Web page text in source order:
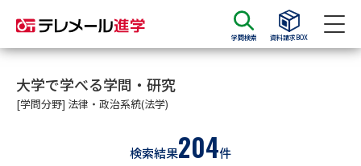
学問検索 資料請求BOX
資料請求
大学・短大の資料種類から請求
大学で学べる学問・研究
[学問分野] 法律・政治系統(法学)
検索結果204件